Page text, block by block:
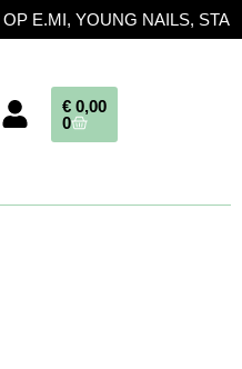
STALEKS
€0,00
0